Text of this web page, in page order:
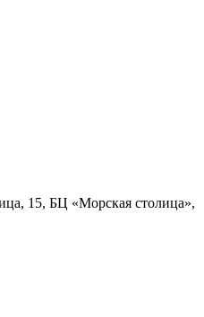
15, БЦ «Морская столица»,